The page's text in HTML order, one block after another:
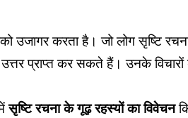
उजागर करता है। जो लोग सृष्टि
प्राप्त कर सकते हैं। उनके विचारों
सृष्टि रचना के गूढ़ रहस्यों का विवेचन